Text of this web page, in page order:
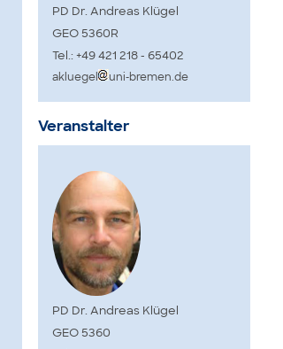
PD Dr. Andreas Klügel
GEO 5360R
Tel.: +49 421 218 - 65402
akluegel uni-bremen.de
Veranstalter
PD Dr. Andreas Klügel
GEO 5360